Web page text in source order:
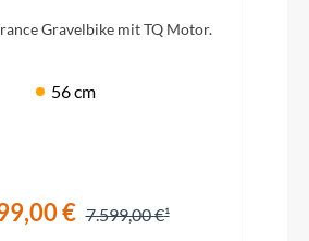
Gravelbike mit TQ Motor.
56 cm
€ 7.599,00 €